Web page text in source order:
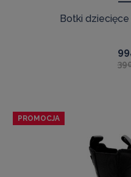
Botki dziecięce
PROMOCJA